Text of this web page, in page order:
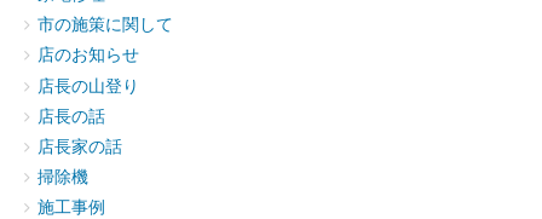
市の施策に関して
店のお知らせ
店長の山登り
店長の話
店長家の話
掃除機
施工事例